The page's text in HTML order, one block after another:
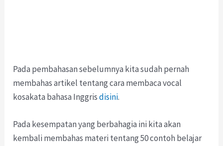
Pada pembahasan sebelumnya kita sudah pernah
membahas artikel tentang cara membaca vocal
kosakata bahasa Inggrisdisini.
Pada kesempatan yang berbahagia ini kita akan
kembali membahas materi tentang 50 contoh belajar